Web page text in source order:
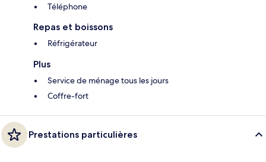
Téléphone
Repas et boissons
Réfrigérateur
Plus
Service de ménage tous les jours
Coffre-fort
Prestations particulières